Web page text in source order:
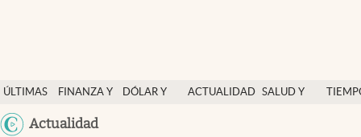
ÚLTIMAS
NOTICIAS
FINANZA Y
DÓLAR Y
ACTUALIDAD SALUD Y
Actualidad
Salud y nutrición
Vida espiritual